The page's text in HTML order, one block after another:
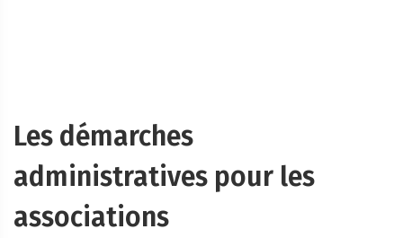
Les démarches
administratives pour les
associations